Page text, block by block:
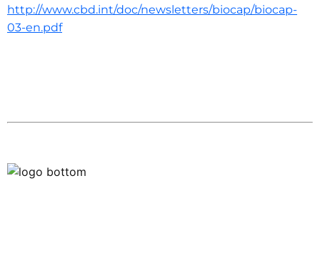
http://www.cbd.int/doc/newsletters/biocap/biocap-
03-en.pdf